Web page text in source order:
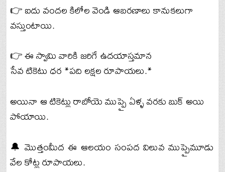
👉 ఐదు వందల కిలోల వెండి ఆబరణాలు కానుకలుగా
వస్తుంటాయి.
👉 ఈ స్వామి వారికి జరిగే ఉదయాస్తమాన
సేవ టికెటు ధర *పది లక్షల రూపాయలు.*
అయినా ఆ టికెట్లు రాబోయె ముప్పై ఏళ్ళ వరకు బుక్ అయి
పోయాయి.
🔔 మొత్తంమీద ఈ ఆలయం సంపద విలువ ముప్పైమూడు
వేల కోట్ల రూపాయలు.